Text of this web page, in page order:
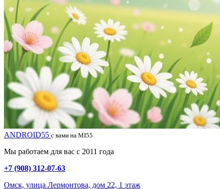
ANDROID55 с вами на MI55
Мы работаем для вас с 2011 года
+7 (908) 312-07-63
Омск, улица Лермонтова, дом 22, 1 этаж